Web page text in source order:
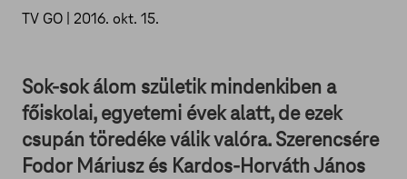
TV GO | 2016. okt. 15.
Sok-sok álom születik mindenkiben a
főiskolai, egyetemi évek alatt, de ezek
csupán töredéke válik valóra. Szerencsére
Fodor Máriusz és Kardos-Horváth János